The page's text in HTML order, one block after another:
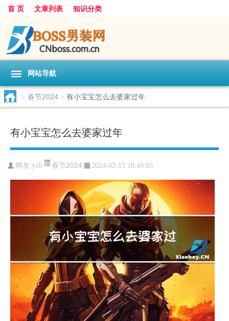
首 页 文章列表 知识分类
网站导航
> 春节2024 > 有小宝宝怎么去婆家过年
有小宝宝怎么去婆家过年
网友:yxb 春节2024 2024-02-15 18:49:03